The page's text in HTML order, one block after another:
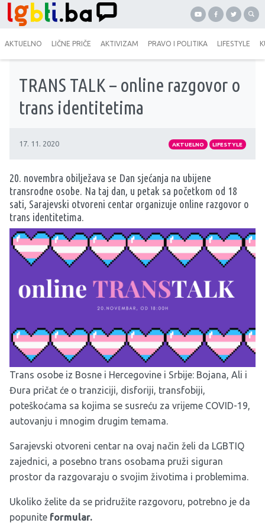
AKTUELNO LIČNE PRIČE AKTIVIZAM PRAVO I POLITIKA LIFESTYLE
TRANS TALK – online razgovor o
trans identitetima
17. 11. 2020 AKTUELNO LIFESTYLE
20. novembra obilježava se Dan sjećanja na ubijene
transrodne osobe. Na taj dan, u petak sa početkom od 18
sati, Sarajevski otvoreni centar organizuje online razgovor o
trans identitetima.
Trans osobe iz Bosne i Hercegovine i Srbije: Bojana, Ali i
Đura pričat će o tranziciji, disforiji, transfobiji,
poteškoćama sa kojima se susreću za vrijeme COVID-19,
autovanju i mnogim drugim temama.
Sarajevski otvoreni centar na ovaj način želi da LGBTIQ
zajednici, a posebno trans osobama pruži siguran
prostor da razgovaraju o svojim životima i problemima.
Ukoliko želite da se pridružite razgovoru, potrebno je da
popunite formular.